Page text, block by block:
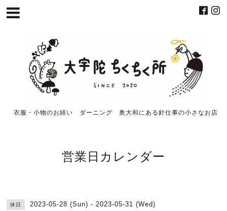
衣服・小物のお繕い ダーニング 奥大和にある針仕事の小さなお店
営業日カレンダー
休日 2023-05-28 (Sun) - 2023-05-31 (Wed)